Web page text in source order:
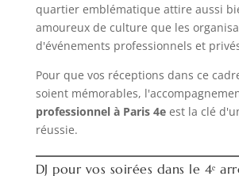
quartier emblématique attire aussi
amoureux de culture que les
d'événements professionnels et
Pour que vos réceptions dans ce
soient mémorables,
professionnel à Paris 4eest la clé
réussie.
DJ pour vos soirées dans le 4ᵉ